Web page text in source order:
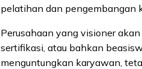
pelatihan dan pengembangan
Perusahaan yang visioner
sertifikasi, atau bahkan
menguntungkan karyawan,